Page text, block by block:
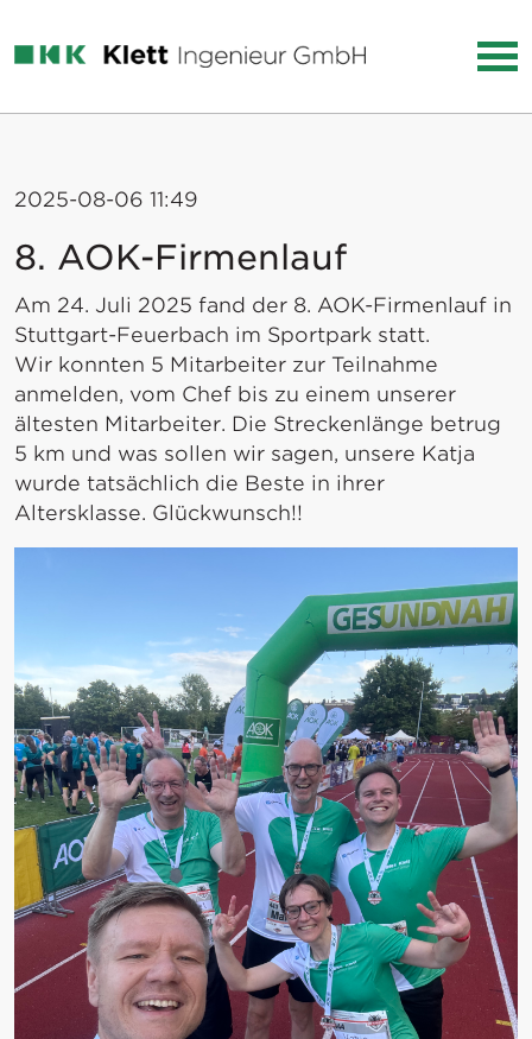
2025-08-06 11:49
8. AOK-Firmenlauf
Am 24. Juli 2025 fand der 8. AOK-Firmenlauf in
Stuttgart-Feuerbach im Sportpark statt.
Wir konnten 5 Mitarbeiter zur Teilnahme
anmelden, vom Chef bis zu einem unserer
ältesten Mitarbeiter. Die Streckenlänge betrug
5 km und was sollen wir sagen, unsere Katja
wurde tatsächlich die Beste in ihrer
Altersklasse. Glückwunsch!!